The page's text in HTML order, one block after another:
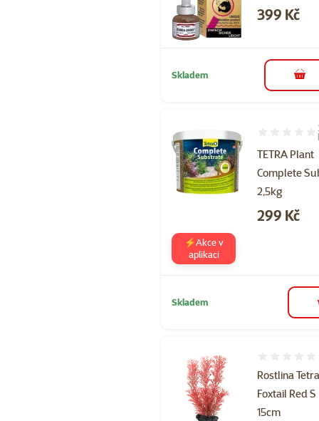
Cena
399 Kč
Skladem do
TETRA Plant
Complete
2,5kg
Hodnocení
Cena
299 Kč
⚡Akce v
aplikaci
Skladem
Rostlina
Foxtail Red S
15cm